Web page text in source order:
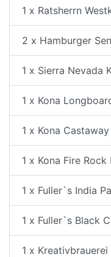
1 x Ratsherrn
2 x Hamburger
1 x Sierra Nevada
1 x Kona
1 x Kona
1 x Kona Fire
1 x Fuller`s India
1 x Fuller`s Black
1 x